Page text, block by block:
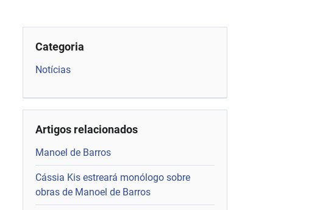
Categoria
Notícias
Artigos relacionados
Manoel de Barros
Cássia Kis estreará monólogo sobre
obras de Manoel de Barros